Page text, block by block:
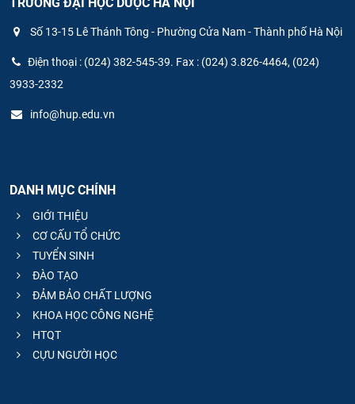
TRƯỜNG ĐẠI HỌC DƯỢC HÀ NỘI
Số 13-15 Lê Thánh Tông - Phường Cửa Nam - Thành phố Hà Nội
Điện thoại : (024) 382-545-39. Fax : (024) 3.826-4464, (024)
3933-2332
info@hup.edu.vn
DANH MỤC CHÍNH
GIỚI THIỆU
CƠ CẤU TỔ CHỨC
TUYỂN SINH
ĐÀO TẠO
ĐẢM BẢO CHẤT LƯỢNG
KHOA HỌC CÔNG NGHỆ
HTQT
CỰU NGƯỜI HỌC